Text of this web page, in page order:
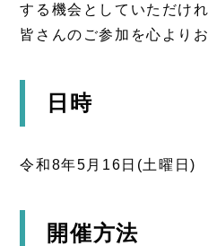
する機会としていただけ
皆さんのご参加を心より
日時
令和8年5月16日(土曜日
開催方法